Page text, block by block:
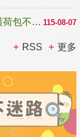
115-08-07
反詐騙宣導_防詐有道，霹靂布袋戲陪你守護荷包不受騙
RSS 更多